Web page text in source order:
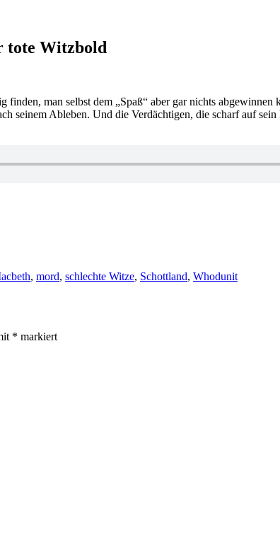
tote Witzbold
man selbst dem „Spaß“ aber gar nichts abgewinnen
seinem Ableben. Und die Verdächtigen, die scharf auf
, mord, schlechte Witze, Schottland, Whodunit
* markiert